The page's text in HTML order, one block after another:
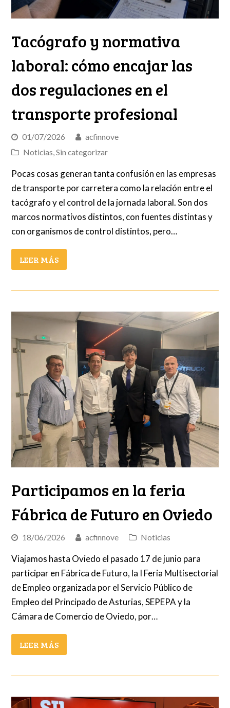
Tacógrafo y normativa
laboral: cómo encajar las
dos regulaciones en el
transporte profesional
01/07/2026
acfinnove
Noticias,Sin categorizar
Pocas cosas generan tanta confusión en las empresas
de transporte por carretera como la relación entre el
tacógrafo y el control de la jornada laboral. Son dos
marcos normativos distintos, con fuentes distintas y
con organismos de control distintos, pero…
LEER MÁS
Participamos en la feria
Fábrica de Futuro en Oviedo
18/06/2026 acfinnove Noticias
Viajamos hasta Oviedo el pasado 17 de junio para
participar en Fábrica de Futuro, la I Feria Multisectorial
de Empleo organizada por el Servicio Público de
Empleo del Principado de Asturias, SEPEPA y la
Cámara de Comercio de Oviedo, por…
LEER MÁS